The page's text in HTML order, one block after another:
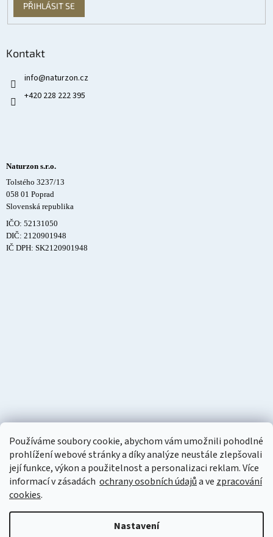
Používáme soubory cookie, abychom vám umožnili pohodlné
prohlížení webové stránky a díky analýze neustále zlepšovali
její funkce, výkon a použitelnost a personalizaci reklam. Více
informací v zásadách ochrany osobních údajůa ve zpracování
cookies.
Nastavení
PŘIHLÁSIT SE
Kontakt
info@naturzon.cz
+420 228 222 395
Naturzon s.r.o.
Tolstého 3237/13
058 01 Poprad
Slovenská republika
IČO: 52131050
DIČ: 2120901948
IČ DPH: SK2120901948
Vytvořil Shoptet